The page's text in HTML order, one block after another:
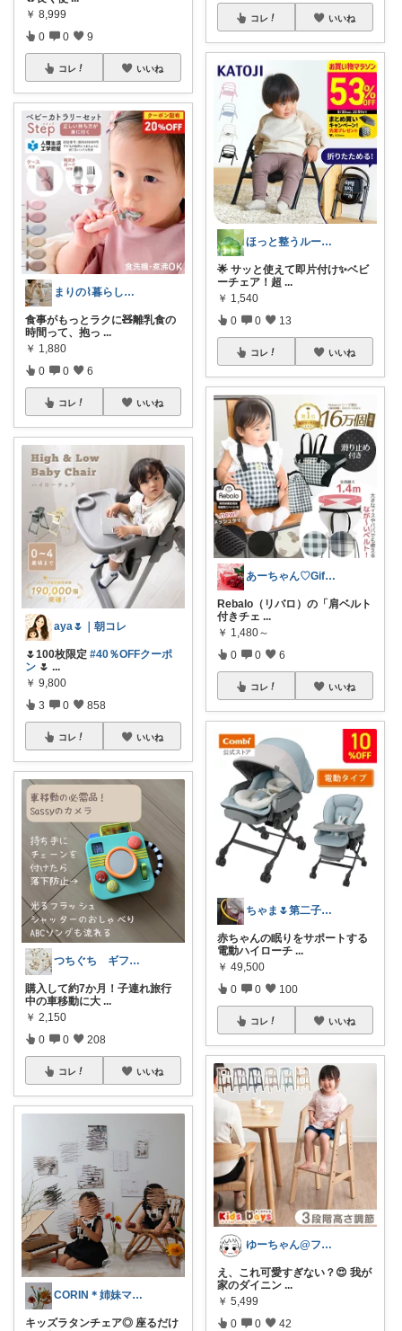
￥ 8,999
0 0 9
コレ いいね
まりの⌇暮らしとあそび
食事がもっとラクに🧸離乳食の
時間って、抱っ ...
￥ 1,880
0 0 6
コレ いいね
aya🌷｜朝コレ
🌷100枚限定 #40％OFFクーポ
ン 🌷 ...
￥ 9,800
3 0 858
コレ いいね
つちぐち ギフト*暮らし
購入して約7か月！子連れ旅行
中の車移動に大 ...
￥ 2,150
0 0 208
コレ いいね
CORIN＊姉妹ママ＊ぜんぶオリ写＊
キッズラタンチェア◎ 座るだけ
コレ いいね
ほっと整うルーム🌿
🌟 サッと使えて即片付け✨ベビ
ーチェア！超 ...
￥ 1,540
0 0 13
コレ いいね
あーちゃん♡Giftで選びたい商品🌹
Rebalo（リバロ）の「肩ベルト
付きチェ ...
￥ 1,480～
0 0 6
コレ いいね
ちゃま🌷第二子妊娠中
赤ちゃんの眠りをサポートする
電動ハイローチ ...
￥ 49,500
0 0 100
コレ いいね
ゆーちゃん@フォロワーさまから購入💕
え、これ可愛すぎない？😍 我が
家のダイニン ...
￥ 5,499
0 0 42